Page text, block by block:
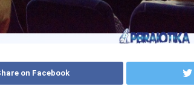
on Facebook